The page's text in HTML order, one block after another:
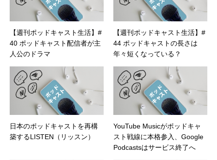
【週刊ポッドキャスト生活】#
40 ポッドキャスト配信者が主
人公のドラマ
【週刊ポッドキャスト生活】#
44 ポッドキャストの長さは
年々短くなっている？
日本のポッドキャストを再構
築するLISTEN（リッスン）
YouTube Musicがポッドキャ
スト戦線に本格参入、Google
Podcastsはサービス終了へ